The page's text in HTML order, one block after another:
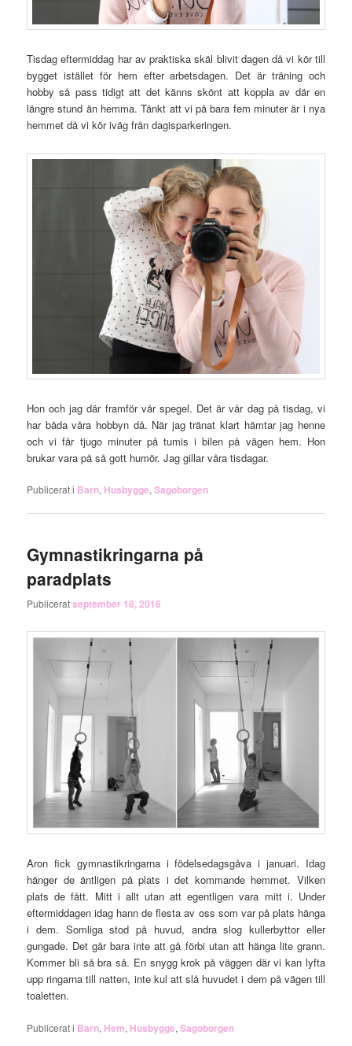
Tisdag eftermiddag har av praktiska skäl blivit dagen då vi kör till
bygget istället för hem efter arbetsdagen. Det är träning och
hobby så pass tidigt att det känns skönt att koppla av där en
längre stund än hemma. Tänkt att vi på bara fem minuter är i nya
hemmet då vi kör iväg från dagisparkeringen.
Hon och jag där framför vår spegel. Det är vår dag på tisdag, vi
har båda våra hobbyn då. När jag tränat klart hämtar jag henne
och vi får tjugo minuter på tumis i bilen på vägen hem. Hon
brukar vara på så gott humör. Jag gillar våra tisdagar.
Publicerat i Barn, Husbygge,Sagoborgen
Gymnastikringarna på
paradplats
Publiceratseptember 18, 2016
Aron fick gymnastikringarna i födelsedagsgåva i januari. Idag
hänger de äntligen på plats i det kommande hemmet. Vilken
plats de fått. Mitt i allt utan att egentligen vara mitt i. Under
eftermiddagen idag hann de flesta av oss som var på plats hänga
i dem. Somliga stod på huvud, andra slog kullerbyttor eller
gungade. Det går bara inte att gå förbi utan att hänga lite grann.
Kommer bli så bra så. En snygg krok på väggen där vi kan lyfta
upp ringarna till natten, inte kul att slå huvudet i dem på vägen till
toaletten.
Publicerat i Barn, Hem, Husbygge,Sagoborgen